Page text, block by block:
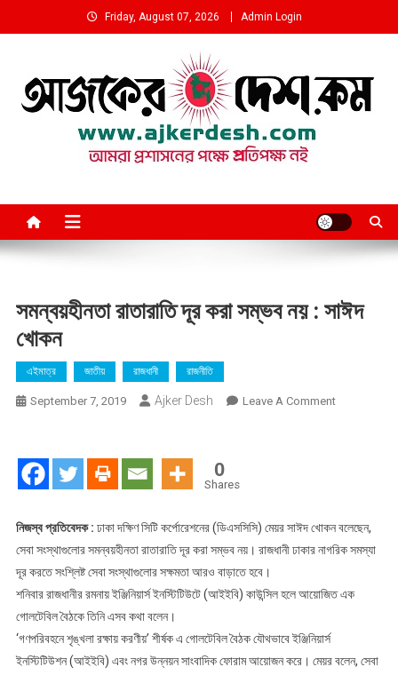
to
Friday, August 07, 2026 Admin Login
সমন্বয়হীনতা রাতারাতি দূর করা সম্ভব নয় : সাঈদ
খোকন
এইমাত্র জাতীয় রাজধানী রাজনীতি
September 7, 2019 Ajker Desh Leave A CommentOn
নয়
:
0
Shares
নিজস্ব প্রতিবেদক : ঢাকা দক্ষিণ সিটি কর্পোরেশনের (ডিএসসিসি) মেয়র সাঈদ খোকন বলেছেন,
সেবা সংস্থাগুলোর সমন্বয়হীনতা রাতারাতি দূর করা সম্ভব নয়। রাজধানী ঢাকার নাগরিক সমস্যা
দূর করতে সংশ্লিষ্ট সেবা সংস্থাগুলোর সক্ষমতা আরও বাড়াতে হবে।
শনিবার রাজধানীর রমনায় ইঞ্জিনিয়ার্স ইনস্টিটিউটে (আইইবি) কাউন্সিল হলে আয়োজিত এক
গোলটেবিল বৈঠকে তিনি এসব কথা বলেন।
‘গণপরিবহনে শৃঙ্খলা রক্ষায় করণীয়’ শীর্ষক এ গোলটেবিল বৈঠক যৌথভাবে ইঞ্জিনিয়ার্স
ইনস্টিটিউশন (আইইবি) এবং নগর উন্নয়ন সাংবাদিক ফোরাম আয়োজন করে। মেয়র বলেন, সেবা